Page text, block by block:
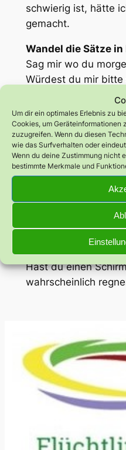
Um dir ein optimales Erlebnis zu
Cookies, um Geräteinformationen
zuzugreifen. Wenn du diesen
wie das Surfverhalten oder
Wenn du deine Zustimmung nicht
bestimmte Merkmale und
schwierig ist, hätte
gemacht.
Wandel die Sätze
Sag mir wo du
Würdest du mir bitte
Würdest du mir bitte
sein wirst?
Holst du mich ins
Ich weiß nicht wo
(wüsste)
Leihst du mir 100 €?
Wenn ich weiß
das Geld
Hast du einen
wahrscheinlich